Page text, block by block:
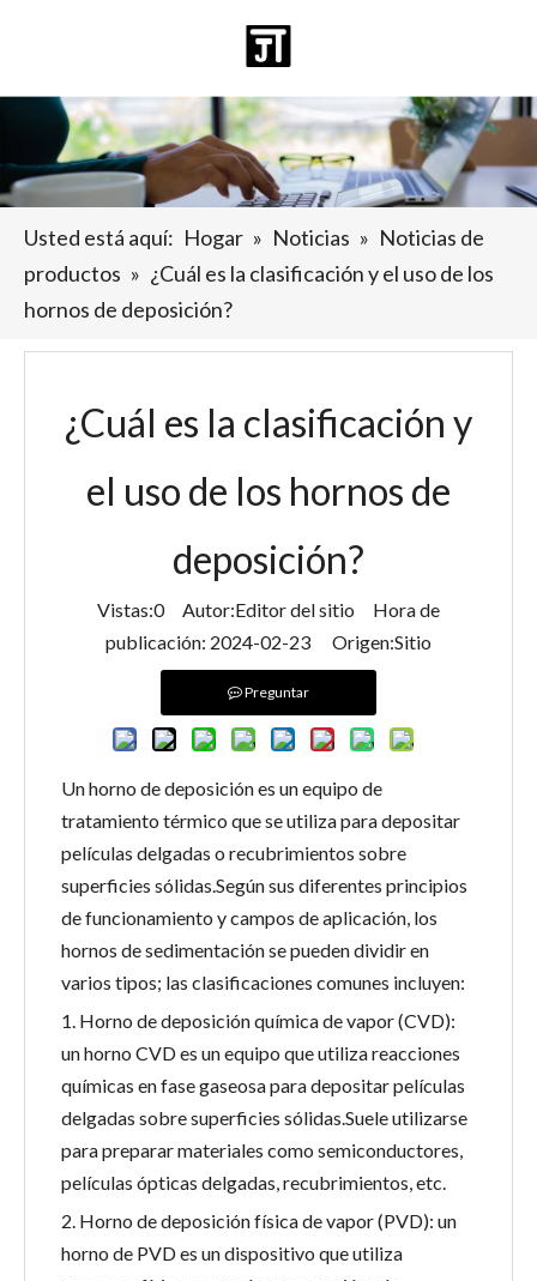
Deutsch
Pусский
العربية
Usted está aquí: Hogar » Noticias » Noticias de
productos » ¿Cuál es la clasificación y el uso de los
hornos de deposición?
¿Cuál es la clasificación y
el uso de los hornos de
deposición?
Vistas:0Autor:Editor del sitio Hora de
publicación: 2024-02-23 Origen:Sitio
Preguntar
Un horno de deposición es un equipo de
tratamiento térmico que se utiliza para depositar
películas delgadas o recubrimientos sobre
superficies sólidas.Según sus diferentes principios
de funcionamiento y campos de aplicación, los
hornos de sedimentación se pueden dividir en
varios tipos; las clasificaciones comunes incluyen:
1. Horno de deposición química de vapor (CVD):
un horno CVD es un equipo que utiliza reacciones
químicas en fase gaseosa para depositar películas
delgadas sobre superficies sólidas.Suele utilizarse
para preparar materiales como semiconductores,
películas ópticas delgadas, recubrimientos, etc.
2. Horno de deposición física de vapor (PVD): un
horno de PVD es un dispositivo que utiliza